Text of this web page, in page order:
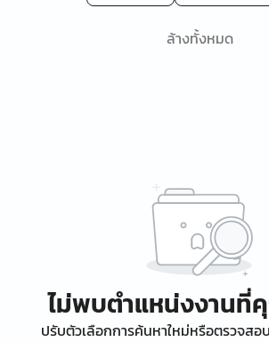
ล้างทั้งหมด
ไม่พบตำแหน่งงานที่
ปรับตัวเลือกการค้นหาใหม่หรือตรวจส